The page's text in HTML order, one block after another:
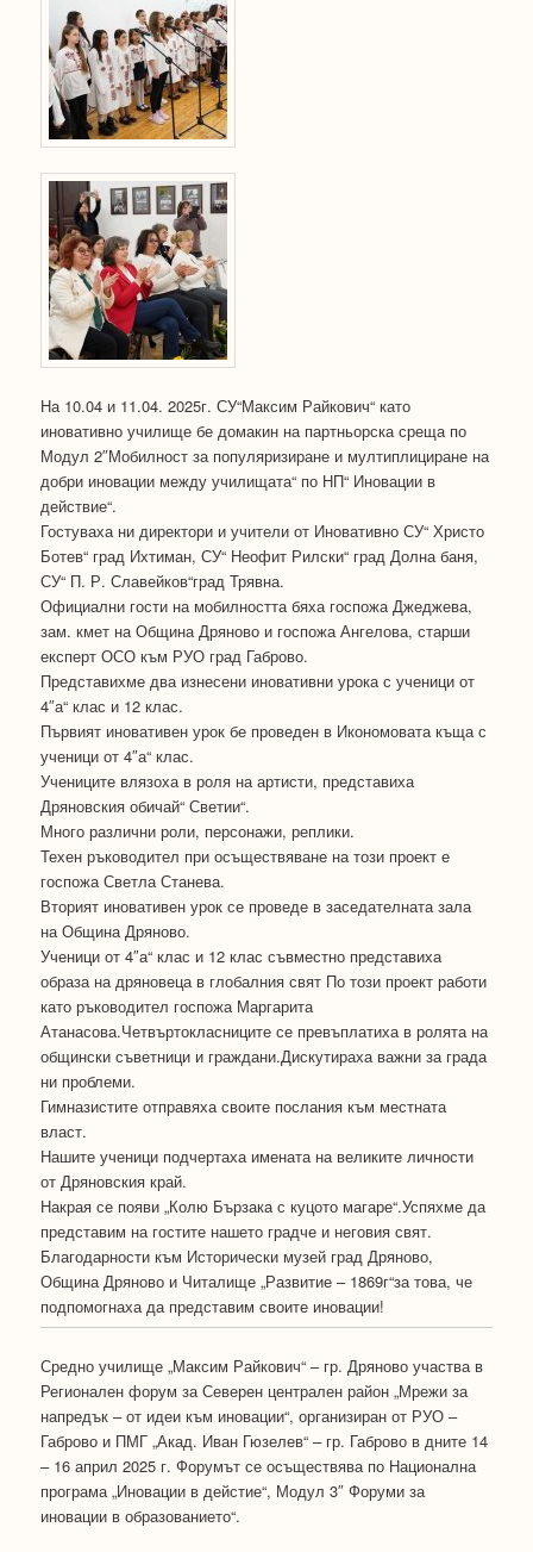
На 10.04 и 11.04. 2025г. СУ“Максим Райкович“ като
иновативно училище бе домакин на партньорска среща по
Модул 2″Мобилност за популяризиране и мултиплициране на
добри иновации между училищата“ по НП“ Иновации в
действие“.
Гостуваха ни директори и учители от Иновативно СУ“ Христо
Ботев“ град Ихтиман, СУ“ Неофит Рилски“ град Долна баня,
СУ“ П. Р. Славейков“град Трявна.
Официални гости на мобилността бяха госпожа Джеджева,
зам. кмет на Община Дряново и госпожа Ангелова, старши
експерт ОСО към РУО град Габрово.
Представихме два изнесени иновативни урока с ученици от
4″а“ клас и 12 клас.
Първият иновативен урок бе проведен в Икономовата къща с
ученици от 4″а“ клас.
Учениците влязоха в роля на артисти, представиха
Дряновския обичай“ Светии“.
Много различни роли, персонажи, реплики.
Техен ръководител при осъществяване на този проект е
госпожа Светла Станева.
Вторият иновативен урок се проведе в заседателната зала
на Община Дряново.
Ученици от 4″а“ клас и 12 клас съвместно представиха
образа на дряновеца в глобалния свят По този проект работи
като ръководител госпожа Маргарита
Атанасова.Четвъртокласниците се превъплатиха в ролята на
общински съветници и граждани.Дискутираха важни за града
ни проблеми.
Гимназистите отправяха своите послания към местната
власт.
Нашите ученици подчертаха имената на великите личности
от Дряновския край.
Накрая се появи „Колю Бързака с куцото магаре“.Успяхме да
представим на гостите нашето градче и неговия свят.
Благодарности към Исторически музей град Дряново,
Община Дряново и Читалище „Развитие – 1869г“за това, че
подпомогнаха да представим своите иновации!
Средно училище „Максим Райкович“ – гр. Дряново участва в
Регионален форум за Северен централен район „Мрежи за
напредък – от идеи към иновации“, организиран от РУО –
Габрово и ПМГ „Акад. Иван Гюзелев“ – гр. Габрово в дните 14
– 16 април 2025 г. Форумът се осъществява по Национална
програма „Иновации в дейстие“, Модул 3″ Форуми за
иновации в образованието“.